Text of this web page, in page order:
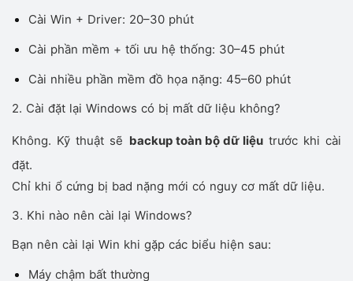
Cài Win + Driver: 20–30 phút
Cài phần mềm + tối ưu hệ thống: 30–45 phút
Cài nhiều phần mềm đồ họa nặng: 45–60 phút
2. Cài đặt lại Windows có bị mất dữ liệu không?
Không. Kỹ thuật sẽ backup toàn bộ dữ liệutrước khi cài
đặt.
Chỉ khi ổ cứng bị bad nặng mới có nguy cơ mất dữ liệu.
3. Khi nào nên cài lại Windows?
Bạn nên cài lại Win khi gặp các biểu hiện sau:
Máy chậm bất thường